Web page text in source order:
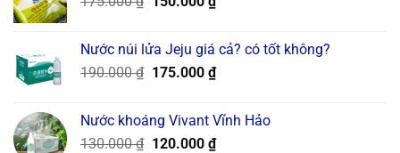
175.000 ₫. 150.000 ₫.
Nước núi lửa Jeju giá cả? có tốt không?
190.000₫ Original
190.000 ₫.
175.000 ₫Current
175.000 ₫.
Nước khoáng Vivant Vĩnh Hảo
130.000₫ Original
120.000 ₫Current